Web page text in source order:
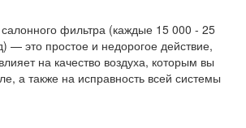
фильтра (каждые 15 000 - 25
— это простое и недорогое действие,
на качество воздуха, которым вы
а также на исправность всей системы